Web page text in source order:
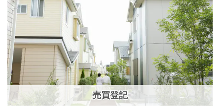
売買登記